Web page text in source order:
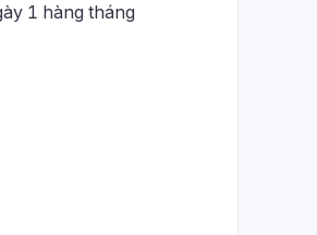
1 hàng tháng